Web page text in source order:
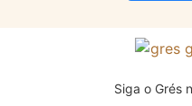
Siga o Grés